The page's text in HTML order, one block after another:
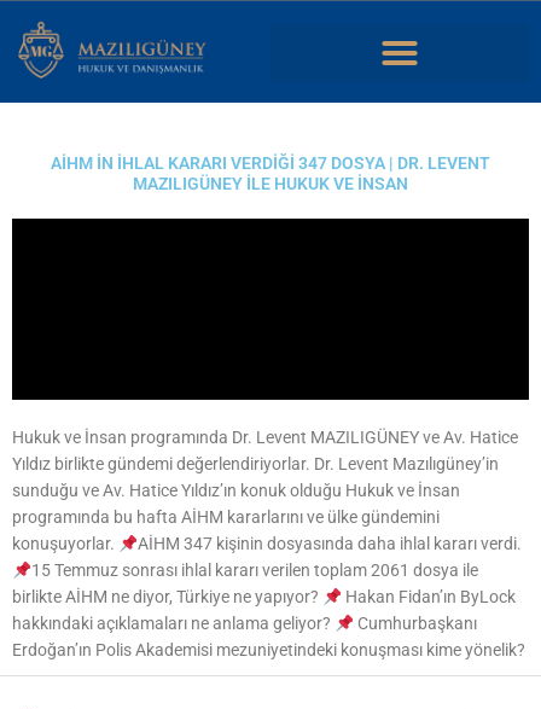
atla
récent dont oncasino en ligne nouveauobserve l’interface,
l’organisation des jeux, l’espace utilisateur et la manière dont les
AİHM IN İHLAL KARARI VERDIĞI 347 DOSYA | DR. LEVENT
MAZILIGÜNEY ILE HUKUK VE İNSAN
Hukuk ve İnsan programında Dr. Levent MAZILIGÜNEY ve Av. Hatice
Yıldız birlikte gündemi değerlendiriyorlar. Dr. Levent Mazılıgüney’in
sunduğu ve Av. Hatice Yıldız’ın konuk olduğu Hukuk ve İnsan
programında bu hafta AİHM kararlarını ve ülke gündemini
konuşuyorlar.
AİHM 347 kişinin dosyasında daha ihlal kararı verdi.
15 Temmuz sonrası ihlal kararı verilen toplam 2061 dosya ile
birlikte AİHM ne diyor, Türkiye ne yapıyor?
Hakan Fidan’ın ByLock
hakkındaki açıklamaları ne anlama geliyor?
Cumhurbaşkanı
Erdoğan’ın Polis Akademisi mezuniyetindeki konuşması kime yönelik?